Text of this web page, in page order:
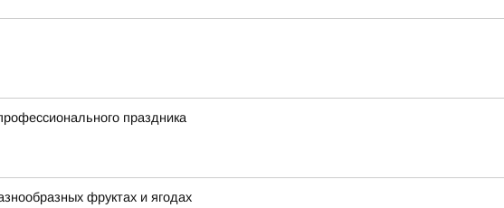
праздника
фруктах и ягодах